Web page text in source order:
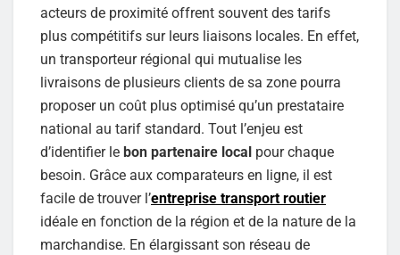
acteurs de proximité offrent souvent des tarifs
plus compétitifs sur leurs liaisons locales. En effet,
un transporteur régional qui mutualise les
livraisons de plusieurs clients de sa zone pourra
proposer un coût plus optimisé qu’un prestataire
national au tarif standard. Tout l’enjeu est
d’identifier le bon partenaire local pour chaque
besoin. Grâce aux comparateurs en ligne, il est
facile de trouver l’entreprise transport routier
idéale en fonction de la région et de la nature de la
marchandise. En élargissant son réseau de